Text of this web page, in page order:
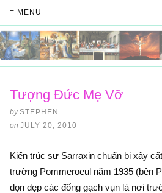
≡ MENU
Tượng Đức Mẹ Vỡ
by STEPHEN
on JULY 20, 2010
Kiến trúc sư Sarraxin chuẩn bị xây
trường Pommeroeul năm 1935 (bên
dọn dẹp các đống gạch vụn là nơi